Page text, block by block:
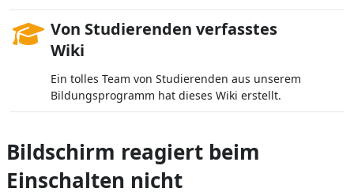
Von Studierenden verfasstes
Wiki
Ein tolles Team von Studierenden aus unserem
Bildungsprogramm hat dieses Wiki erstellt.
Bildschirm reagiert beim
Einschalten nicht